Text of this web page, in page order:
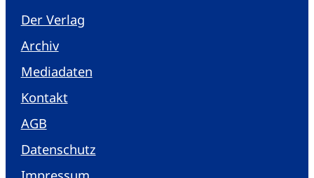
Der Verlag
Archiv
Mediadaten
Kontakt
AGB
Datenschutz
Impressum